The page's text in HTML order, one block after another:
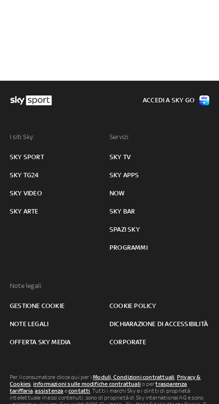
I siti Sky:
SKY SPORT
SKY TG24
SKY VIDEO
SKY ARTE
Servizi:
SKY TV
SKY APPS
NOW
SKY BAR
SPAZI SKY
PROGRAMMI
Note legali:
GESTIONE COOKIE COOKIE POLICY
NOTE LEGALI DICHIARAZIONE DI ACCESSIBILITÀ
OFFERTA SKY MEDIA CORPORATE
ACCEDI A SKY GO
Per il consumatore clicca qui per iModuli, Condizioni contrattuali Privacy &
Cookies informazioni sulle modifiche contrattuali o pertrasparenza
tariffaria ,assistenza econtatti . Tutti i marchi Sky e i diritti di proprietà
intellettuale in essi contenuti, sono di proprietà di Sky international AG e sono